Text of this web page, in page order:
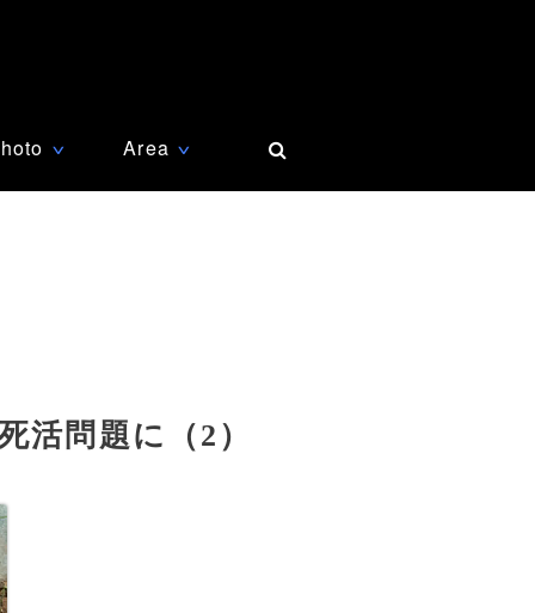
∨ Area ∨
活問題に（2）